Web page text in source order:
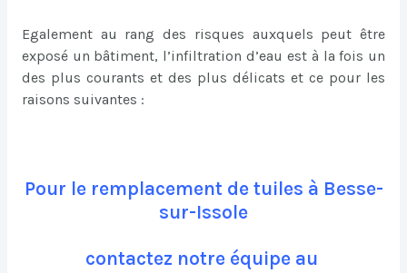
Egalement au rang des risques auxquels peut être
exposé un bâtiment, l’infiltration d’eau est à la fois un
des plus courants et des plus délicats et ce pour les
raisons suivantes :
Pour le remplacement de tuiles à Besse-
sur-Issole
contactez notre équipe au